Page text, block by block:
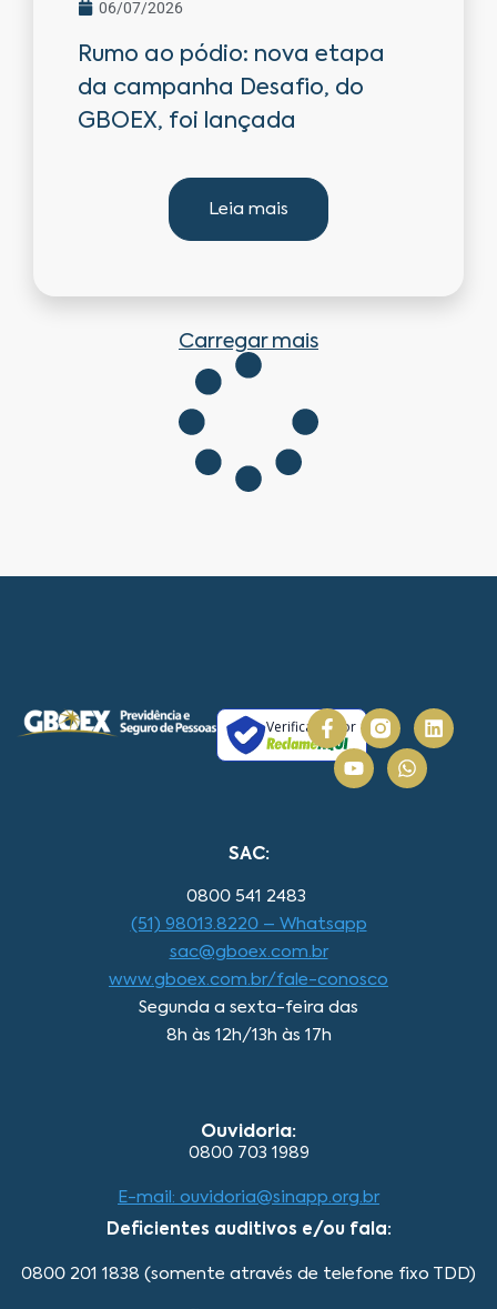
06/07/2026
Rumo ao pódio: nova etapa
da campanha Desafio, do
GBOEX, foi lançada
Leia mais
Carregar mais
Verificada por
SAC:
0800 541 2483
(51) 98013.8220 – Whatsapp
sac@gboex.com.br
www.gboex.com.br/fale-conosco
Segunda a sexta-feira das
8h às 12h/13h às 17h
Ouvidoria:
0800 703 1989
E-mail: ouvidoria@sinapp.org.br
Deficientes auditivos e/ou fala:
0800 201 1838 (somente através de telefone fixo TDD)